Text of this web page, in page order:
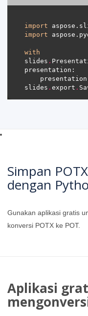
import
import
with
slides .
    presentation
slides . export .
Simpan
dengan
Gunakan aplikasi gratis
konversi POTX ke POT.
Aplikasi